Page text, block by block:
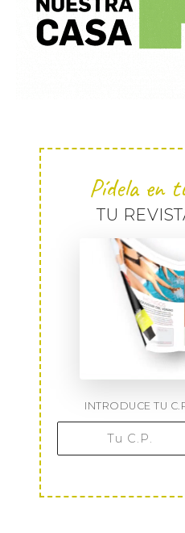
Pídela en
TU
INTRODUCE TU